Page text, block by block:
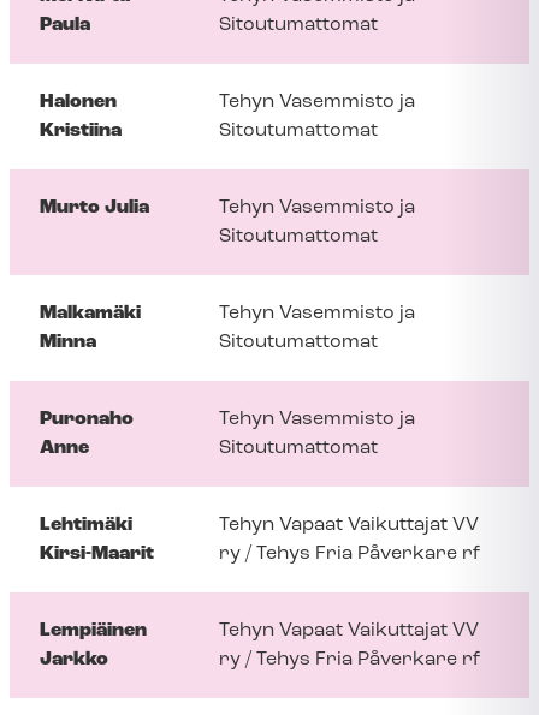
Paula
Sitoutumattomat
Halonen
Kristiina
Tehyn Vasemmisto ja
Sitoutumattomat
Murto Julia
Tehyn Vasemmisto ja
Sitoutumattomat
Malkamäki
Minna
Tehyn Vasemmisto ja
Sitoutumattomat
Puronaho
Anne
Tehyn Vasemmisto ja
Sitoutumattomat
Lehtimäki
Kirsi-Maarit
Tehyn Vapaat Vaikuttajat VV
ry / Tehys Fria Påverkare rf
Lempiäinen
Jarkko
Tehyn Vapaat Vaikuttajat VV
ry / Tehys Fria Påverkare rf